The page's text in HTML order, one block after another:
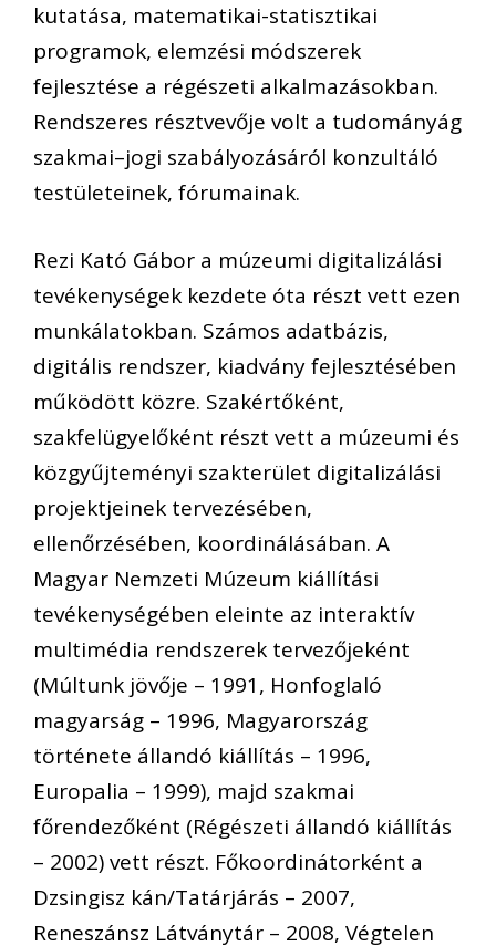
kutatása, matematikai-statisztikai
programok, elemzési módszerek
fejlesztése a régészeti alkalmazásokban.
Rendszeres résztvevője volt a tudományág
szakmai–jogi szabályozásáról konzultáló
testületeinek, fórumainak.
Rezi Kató Gábor a múzeumi digitalizálási
tevékenységek kezdete óta részt vett ezen
munkálatokban. Számos adatbázis,
digitális rendszer, kiadvány fejlesztésében
működött közre. Szakértőként,
szakfelügyelőként részt vett a múzeumi és
közgyűjteményi szakterület digitalizálási
projektjeinek tervezésében,
ellenőrzésében, koordinálásában. A
Magyar Nemzeti Múzeum kiállítási
tevékenységében eleinte az interaktív
multimédia rendszerek tervezőjeként
(Múltunk jövője – 1991, Honfoglaló
magyarság – 1996, Magyarország
története állandó kiállítás – 1996,
Europalia – 1999), majd szakmai
főrendezőként (Régészeti állandó kiállítás
– 2002) vett részt. Főkoordinátorként a
Dzsingisz kán/Tatárjárás – 2007,
Reneszánsz Látványtár – 2008, Végtelen